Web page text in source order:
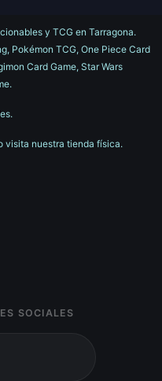
y TCG en Tarragona.
Pokémon TCG, One Piece Card
Card Game, Star Wars
visita nuestra tienda física.
SOCIALES